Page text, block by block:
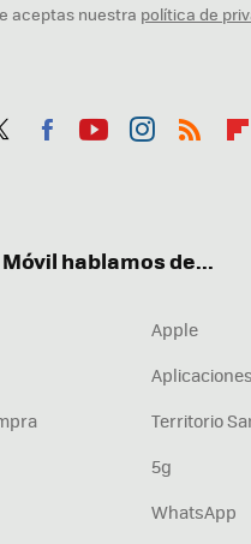
aceptas nuestra política de
hablamos de...
Apple
Aplicaciones
Territorio
5g
WhatsApp